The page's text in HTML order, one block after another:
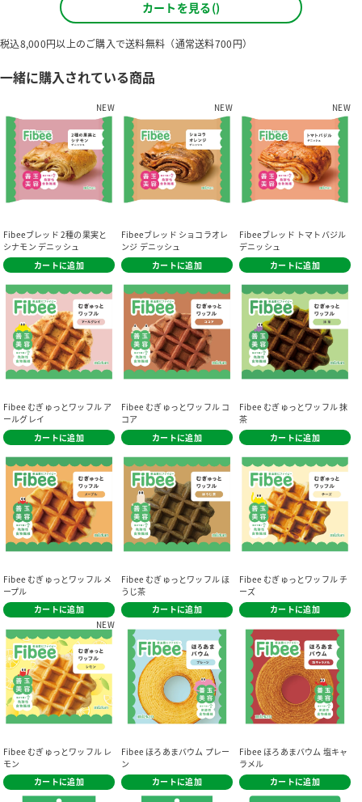
カートを見る()
税込8,000円以上のご購入で送料無料（通常送料700円）
一緒に購入されている商品
Fibeeブレッド 2種の果実と
シナモン デニッシュ
NEW
カートに追加
Fibeeブレッド ショコラオレ
ンジ デニッシュ
NEW
カートに追加
Fibeeブレッド トマトバジル
デニッシュ
NEW
カートに追加
Fibee むぎゅっとワッフル ア
ールグレイ
カートに追加
Fibee むぎゅっとワッフル コ
コア
カートに追加
Fibee むぎゅっとワッフル 抹
茶
カートに追加
Fibee むぎゅっとワッフル メ
ープル
カートに追加
Fibee むぎゅっとワッフル ほ
うじ茶
カートに追加
Fibee むぎゅっとワッフル チ
ーズ
カートに追加
Fibee むぎゅっとワッフル レ
モン
NEW
カートに追加
Fibee ほろあまバウム プレー
ン
カートに追加
Fibee ほろあまバウム 塩キャ
ラメル
カートに追加